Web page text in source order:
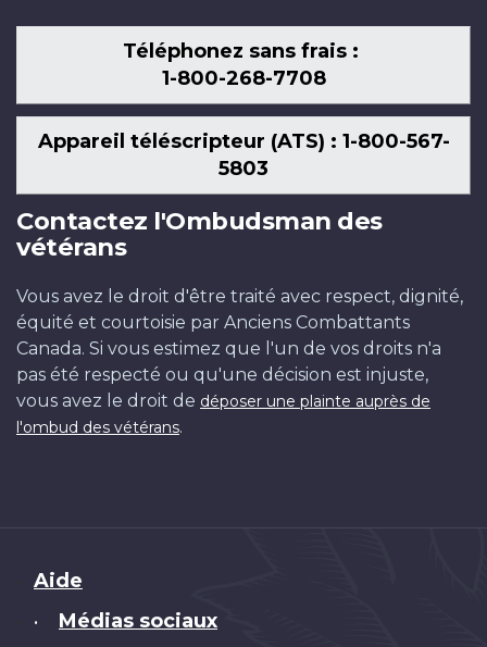
Téléphonez sans frais :
1-800-268-7708
Appareil téléscripteur (ATS) : 1-800-567-
5803
Contactez l'Ombudsman des
vétérans
Vous avez le droit d'être traité avec respect, dignité,
équité et courtoisie par Anciens Combattants
Canada. Si vous estimez que l'un de vos droits n'a
pas été respecté ou qu'une décision est injuste,
vous avez le droit de déposer une plainte auprès de
l'ombud des vétérans.
Brand
Aide
• Médias sociaux